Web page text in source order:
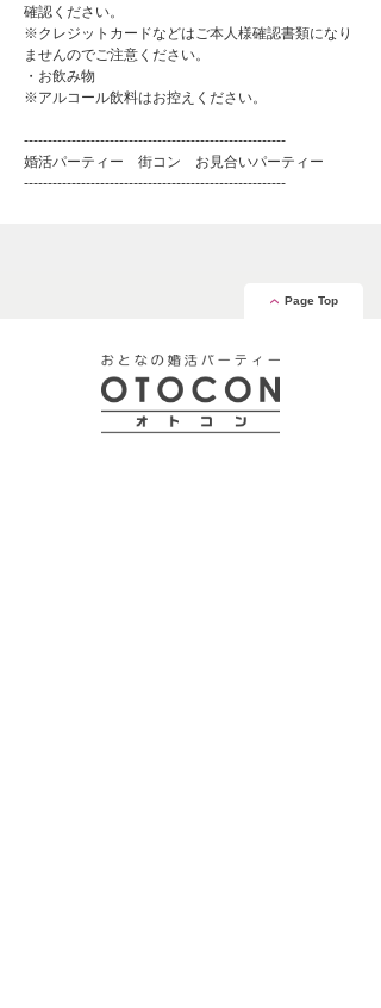
確認ください。
※クレジットカードなどはご本人様確認書類になり
ませんのでご注意ください。
・お飲み物
※アルコール飲料はお控えください。
-------------------------------------------------------
婚活パーティー 街コン お見合いパーティー
-------------------------------------------------------
Page Top